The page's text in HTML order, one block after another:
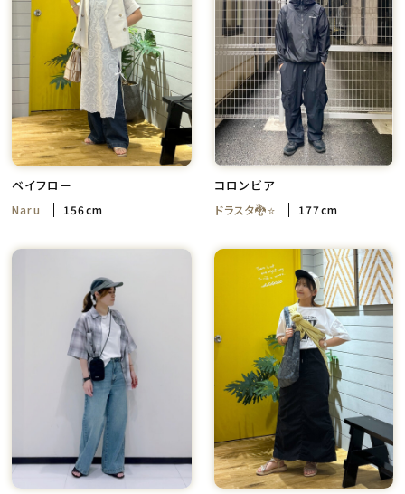
ベイフロー
Naru 156cm
コロンビア
ドラスタ🐉⭐ 177cm